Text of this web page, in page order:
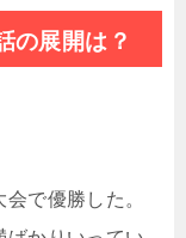
の展開は？
で優勝した。